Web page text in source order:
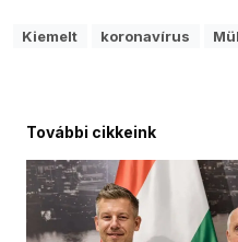
Kiemelt koronavírus
További cikkeink